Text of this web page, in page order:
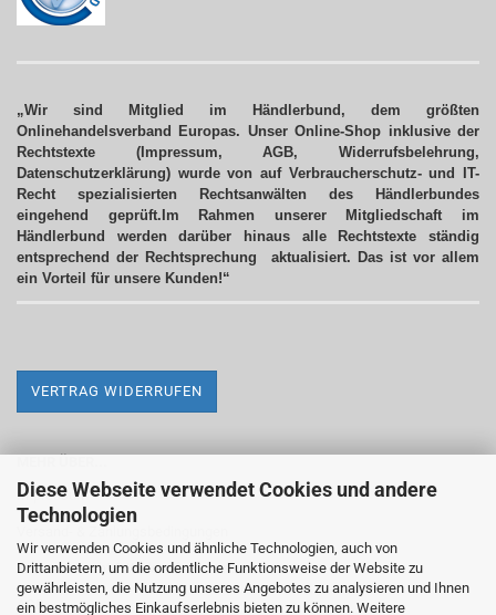
Diese Webseite verwendet Cookies und andere
Technologien
Wir verwenden Cookies und ähnliche Technologien, auch von
Drittanbietern, um die ordentliche Funktionsweise der Website zu
gewährleisten, die Nutzung unseres Angebotes zu analysieren und Ihnen
ein bestmögliches Einkaufserlebnis bieten zu können. Weitere
„Wir sind Mitglied im Händlerbund, dem größten
Onlinehandelsverband Europas. Unser Online-Shop inklusive der
Rechtstexte (Impressum, AGB, Widerrufsbelehrung,
Datenschutzerklärung) wurde von auf Verbraucherschutz- und IT-
Recht spezialisierten Rechtsanwälten des Händlerbundes
eingehend geprüft.Im Rahmen unserer Mitgliedschaft im
Händlerbund werden darüber hinaus alle Rechtstexte ständig
entsprechend der Rechtsprechung aktualisiert. Das ist vor allem
ein Vorteil für unsere Kunden!“
VERTRAG WIDERRUFEN
Impressum
Versand- & Zahlungsbedingungen
Widerrufsrecht & Widerrufsformular
AGB